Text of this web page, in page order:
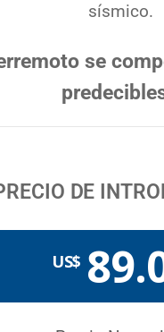
sísmico.
se
DE
US$